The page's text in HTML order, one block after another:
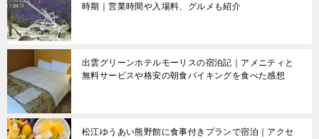
時期｜営業時間や入場料、グルメも紹介
出雲グリーンホテルモーリスの宿泊記｜アメニティと
無料サービスや格安の朝食バイキングを食べた感想
松江ゆうあい熊野館に食事付きプランで宿泊｜アクセ